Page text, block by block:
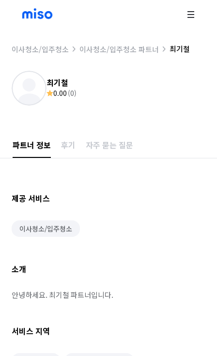
이사청소/입주청소 이사청소/입주청소 파트너 최기철
최기철
0.00 (0)
파트너 정보 후기 자주 묻는 질문
제공 서비스
이사청소/입주청소
소개
안녕하세요. 최기철 파트너입니다.
서비스 지역